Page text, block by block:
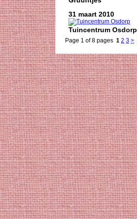
31 maart 2010
Tuincentrum Osdorp
Page 1 of 8 pages 1 2 3 >